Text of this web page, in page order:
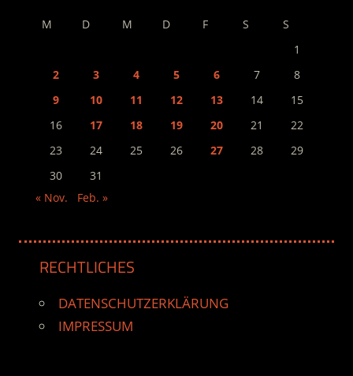
M D M D F S
S
1
2
3 4 5 6 7
8
9
10 11 12 13 14
15
16
17 18 19 20 21
22
23
24 25 26 27 28
29
30
31
« Nov.
Feb. »
RECHTLICHES
DATENSCHUTZERKLÄRUNG
IMPRESSUM